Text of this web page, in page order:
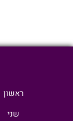
ראשון
שני